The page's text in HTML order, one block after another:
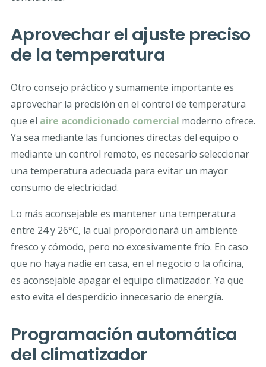
Aprovechar el ajuste preciso
de la temperatura
Otro consejo práctico y sumamente importante es
aprovechar la precisión en el control de temperatura
que el aire acondicionado comercial moderno ofrece.
Ya sea mediante las funciones directas del equipo o
mediante un control remoto, es necesario seleccionar
una temperatura adecuada para evitar un mayor
consumo de electricidad.
Lo más aconsejable es mantener una temperatura
entre 24 y 26°C, la cual proporcionará un ambiente
fresco y cómodo, pero no excesivamente frío. En caso
que no haya nadie en casa, en el negocio o la oficina,
es aconsejable apagar el equipo climatizador. Ya que
esto evita el desperdicio innecesario de energía.
Programación automática
del climatizador